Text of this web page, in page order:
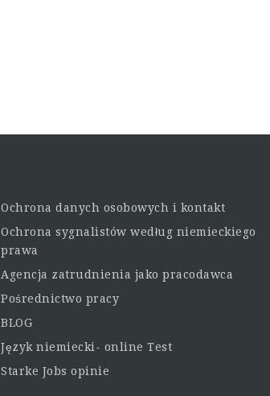
Ochrona danych osobowych i kontakt
Ochrona sygnalistów według niemieckiego
prawa
Agencja zatrudnienia jako pracodawca
Pośrednictwo pracy
BLOG
Język niemiecki- online Test
Starke Jobs opinie